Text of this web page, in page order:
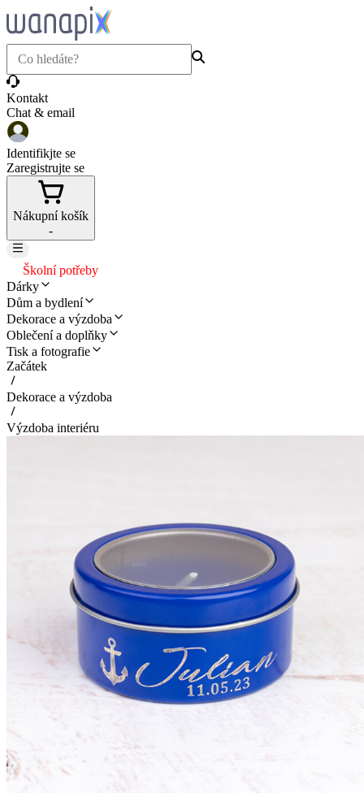
Kontakt
Chat & email
Identifikjte se
Zaregistrujte se
Nákupní košík
-
Školní potřeby
Dárky
Dům a bydlení
Dekorace a výzdoba
Oblečení a doplňky
Tisk a fotografie
Začátek
Dekorace a výzdoba
Výzdoba interiéru